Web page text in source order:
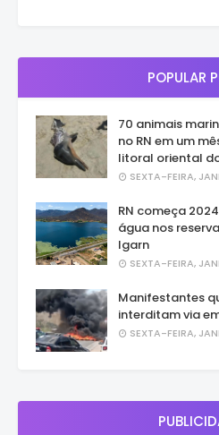
POPULAR
70 animais
no RN em um
litoral oriental
SEXTA-FEIRA,
RN começa
água nos
Igarn
SEXTA-FEIRA,
Manifestantes
interditam via
SEXTA-FEIRA,